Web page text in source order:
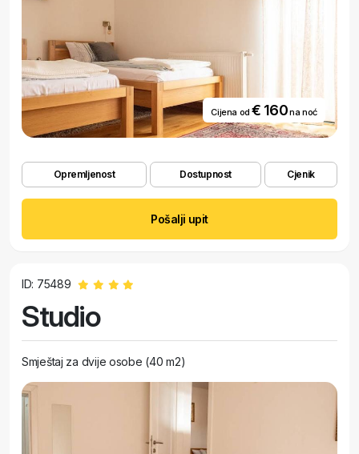
Cijena od€ 160na noć
Opremljenost Dostupnost Cjenik
Pošalji upit
ID: 75489
Studio
Smještaj za dvije osobe (40 m2)